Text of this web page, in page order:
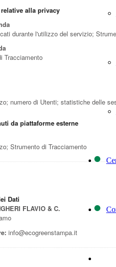
alla privacy
durante l'utilizzo del servizio;
Tracciamento
numero di Utenti; statistiche delle
da piattaforme esterne
Strumento di Tracciamento
Dati
FLAVIO & C.
info@ecogreenstampa.it